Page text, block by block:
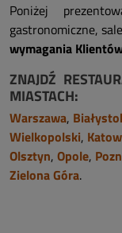
Poniżej
gastronomiczne,
wymagania
ZNAJDŹ
MIASTACH:
Warszawa,
Wielkopolski,
Olsztyn, Opole,
Zielona Góra.